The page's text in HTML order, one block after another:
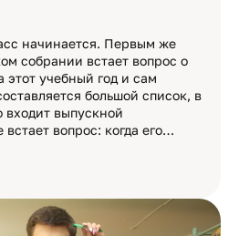
начинается. Первым же
собрании встает вопрос о
этот учебный год и сам
большой список, в
входит выпускной
вопрос: когда его…